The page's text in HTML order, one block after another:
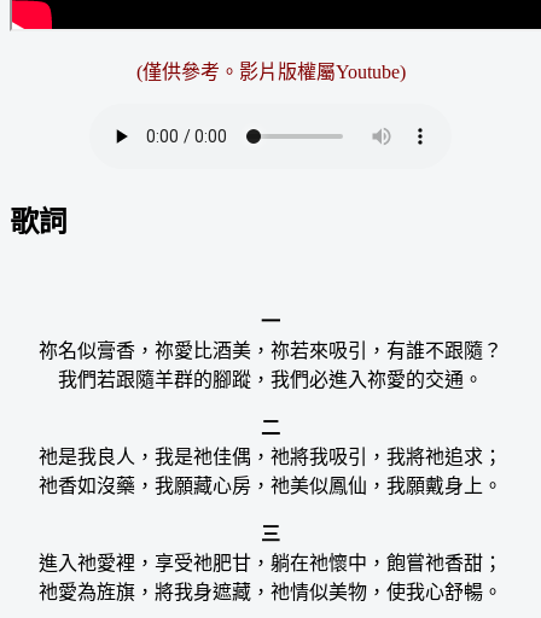
(僅供參考。影片版權屬Youtube)
歌詞
一
祢名似膏香，祢愛比酒美，祢若來吸引，有誰不跟隨？
我們若跟隨羊群的腳蹤，我們必進入祢愛的交通。
二
祂是我良人，我是祂佳偶，祂將我吸引，我將祂追求；
祂香如沒藥，我願藏心房，祂美似鳳仙，我願戴身上。
三
進入祂愛裡，享受祂肥甘，躺在祂懷中，飽嘗祂香甜；
祂愛為旌旗，將我身遮藏，祂情似美物，使我心舒暢。